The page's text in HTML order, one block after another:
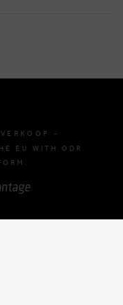
-
EU WITH ODR